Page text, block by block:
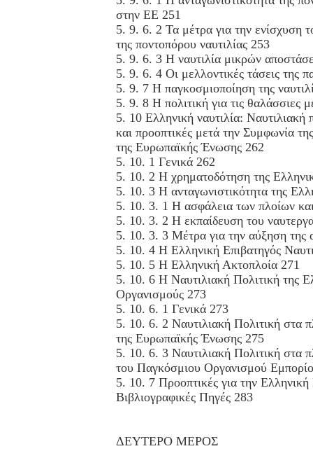
στην ΕΕ 251
5. 9. 6. 2 Τα μέτρα για την ενίσχυση
της ποντοπόρου ναυτιλίας 253
5. 9. 6. 3 Η ναυτιλία μικρών
5. 9. 6. 4 Οι μελλοντικές τάσεις της
5. 9. 7 Η παγκοσμιοποίηση της
5. 9. 8 Η πολιτική για τις
5. 10 Ελληνική ναυτιλία: Ναυτιλιακή
και προοπτικές μετά την Συμφωνία
της Ευρωπαϊκής Ένωσης 262
5. 10. 1 Γενικά 262
5. 10. 2 Η χρηματοδότηση της
5. 10. 3 Η ανταγωνιστικότητα της
5. 10. 3. 1 Η ασφάλεια των πλοίων
5. 10. 3. 2 Η εκπαίδευση του
5. 10. 3. 3 Μέτρα για την αύξηση της
5. 10. 4 Η Ελληνική Επιβατηγός
5. 10. 5 Η Ελληνική Ακτοπλοία 271
5. 10. 6 Η Ναυτιλιακή Πολιτική της
Οργανισμούς 273
5. 10. 6. 1 Γενικά 273
5. 10. 6. 2 Ναυτιλιακή Πολιτική στα
της Ευρωπαϊκής Ένωσης 275
5. 10. 6. 3 Ναυτιλιακή Πολιτική στα
του Παγκόσμιου Οργανισμού
5. 10. 7 Προοπτικές για την Ελληνική
Βιβλιογραφικές Πηγές 283
ΔΕΥΤΕΡΟ ΜΕΡΟΣ